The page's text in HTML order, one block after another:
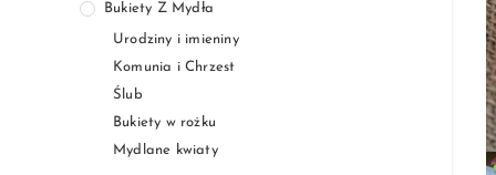
Bukiety Z Mydła
Urodziny i imieniny
Komunia i Chrzest
Ślub
Bukiety w rożku
Mydlane kwiaty